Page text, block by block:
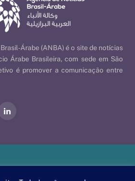
Árabe (ANBA) é o site de notícias
Árabe Brasileira, com sede em São
é promover a comunicação entre
LinkedIn
Árabe | By
EscaEsco